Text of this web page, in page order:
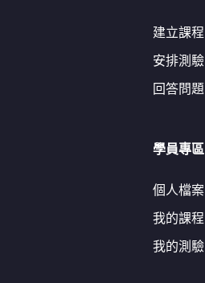
建立課程
安排測驗
回答問題
學員專區
個人檔案
我的課程
我的測驗